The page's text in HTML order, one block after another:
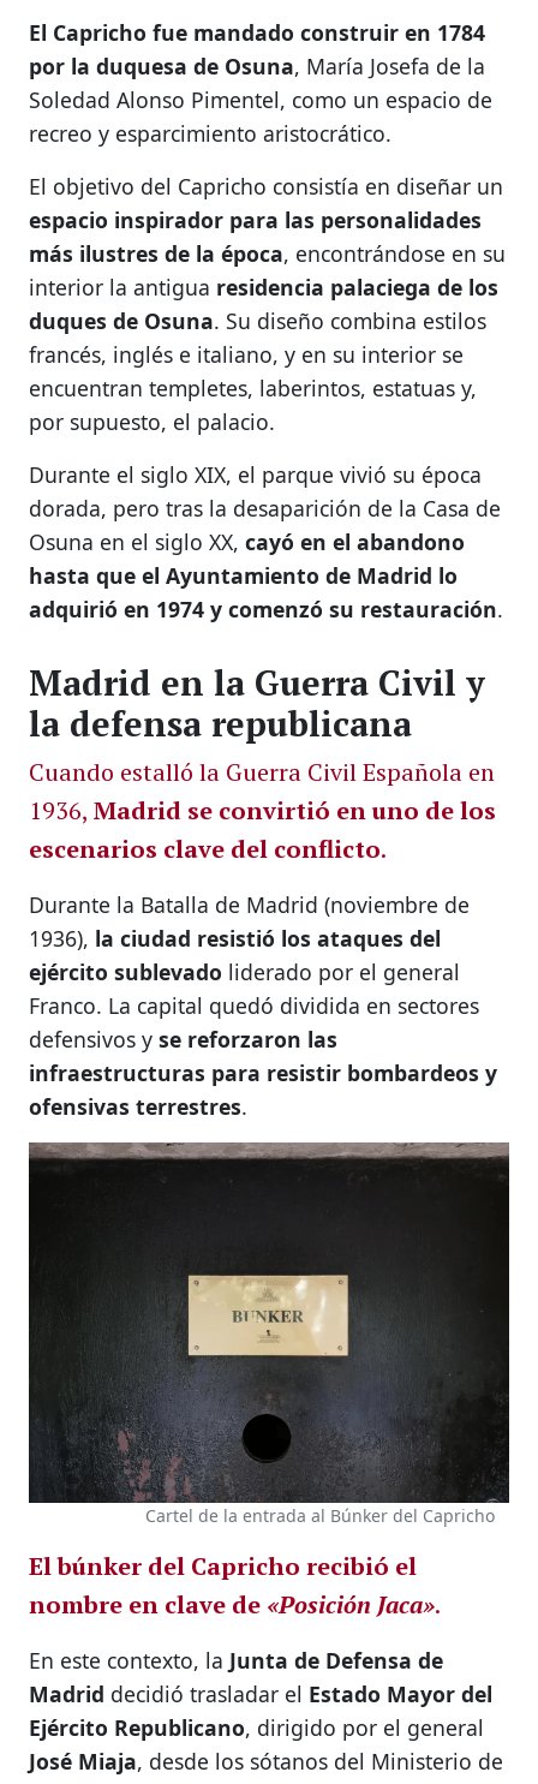
El Capricho fue mandado construir en 1784
por la duquesa de Osuna, María Josefa de la
Soledad Alonso Pimentel, como un espacio de
recreo y esparcimiento aristocrático.
El objetivo del Capricho consistía en diseñar un
espacio inspirador para las personalidades
más ilustres de la época, encontrándose en su
interior la antigua residencia palaciega de los
duques de Osuna. Su diseño combina estilos
francés, inglés e italiano, y en su interior se
encuentran templetes, laberintos, estatuas y,
por supuesto, el palacio.
Durante el siglo XIX, el parque vivió su época
dorada, pero tras la desaparición de la Casa de
Osuna en el siglo XX, cayó en el abandono
hasta que el Ayuntamiento de Madrid lo
adquirió en 1974 y comenzó su restauración.
Madrid en la Guerra Civil y
la defensa republicana
Cuando estalló la Guerra Civil Española en
1936, Madrid se convirtió en uno de los
escenarios clave del conflicto.
Durante la Batalla de Madrid (noviembre de
1936), la ciudad resistió los ataques del
ejército sublevado liderado por el general
Franco. La capital quedó dividida en sectores
defensivos y se reforzaron las
infraestructuras para resistir bombardeos y
ofensivas terrestres.
Cartel de la entrada al Búnker del Capricho
El búnker del Capricho recibió el
nombre en clave de «Posición Jaca».
En este contexto, la Junta de Defensa de
Madrid decidió trasladar el Estado Mayor del
Ejército Republicano, dirigido por el general
José Miaja, desde los sótanos del Ministerio de